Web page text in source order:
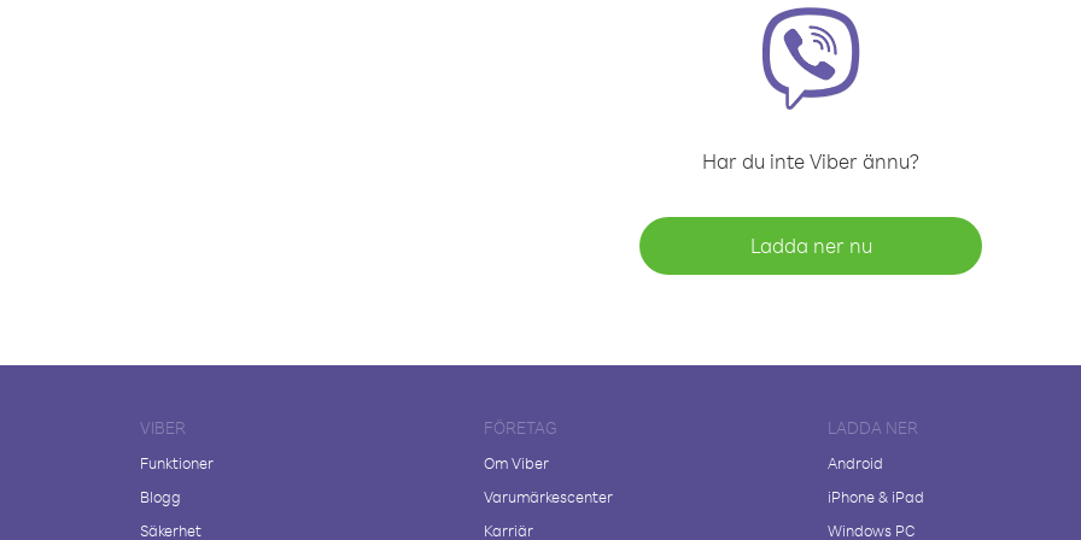
Har du inte Viber ännu?
Ladda ner nu
VIBER
Funktioner
Blogg
Säkerhet
FÖRETAG
Om Viber
Varumärkescenter
Karriär
LADDA NER
Android
iPhone & iPad
Windows PC